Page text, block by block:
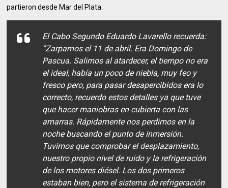
partieron desde Mar del Plata.
El Cabo Segundo Eduardo Lavarello recuerda:
“Zarpamos el 11 de abril. Era Domingo de
Pascua. Salimos al atardecer, el tiempo no era
el ideal, había un poco de niebla, muy feo y
fresco pero, para pasar desapercibidos era lo
correcto, recuerdo estos detalles ya que tuve
que hacer maniobras en cubierta con las
amarras. Rápidamente nos perdimos en la
noche buscando el punto de inmersión.
Tuvimos que comprobar el desplazamiento,
nuestro propio nivel de ruido y la refrigeración
de los motores diésel. Los dos primeros
estaban bien, pero el sistema de refrigeración